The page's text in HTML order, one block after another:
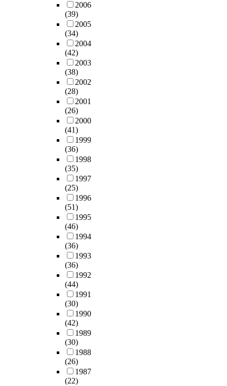
2006
(39)
2005
(34)
2004
(42)
2003
(38)
2002
(28)
2001
(26)
2000
(41)
1999
(36)
1998
(35)
1997
(25)
1996
(51)
1995
(46)
1994
(36)
1993
(36)
1992
(44)
1991
(30)
1990
(42)
1989
(30)
1988
(26)
1987
(22)